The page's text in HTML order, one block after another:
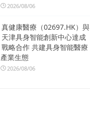
2026/08/06
真健康醫療（02697.HK）與
天津具身智能創新中心達成
戰略合作 共建具身智能醫療
產業生態
2026/08/06